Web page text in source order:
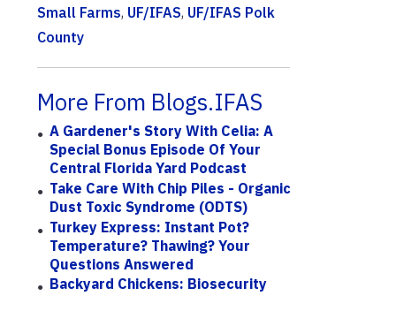
Small Farms, UF/IFAS, UF/IFAS Polk
County
More From Blogs.IFAS
A Gardener's Story With Celia: A
Special Bonus Episode Of Your
Central Florida Yard Podcast
Take Care With Chip Piles - Organic
Dust Toxic Syndrome (ODTS)
Turkey Express: Instant Pot?
Temperature? Thawing? Your
Questions Answered
Backyard Chickens: Biosecurity